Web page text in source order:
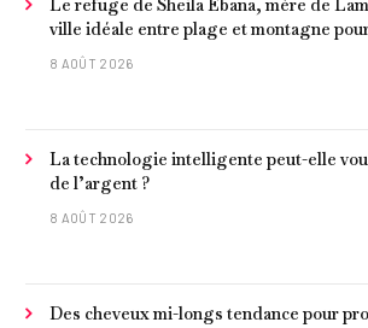
Le refuge de Sheila Ebana, mère de
ville idéale entre plage et montagne
tranquillement près de Barcelone
8 AOÛT 2026
La technologie intelligente peut-elle
de l’argent ?
8 AOÛT 2026
Des cheveux mi-longs tendance pour